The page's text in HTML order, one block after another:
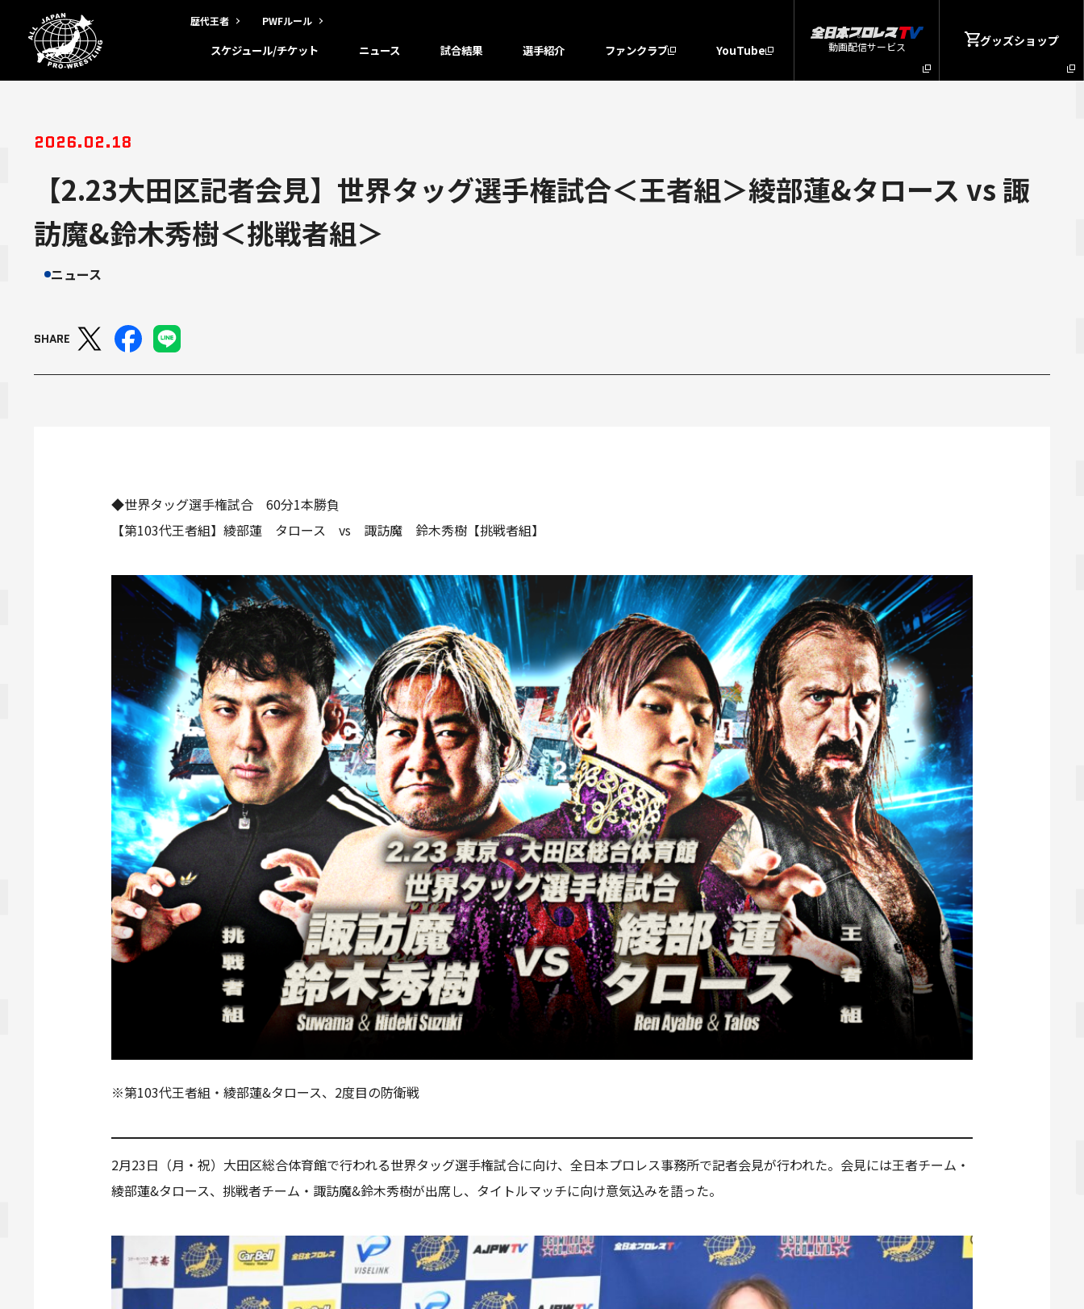
歴代王者 PWFルール
スケジュール/チケット ニュース 試合結果 選手紹介 ファンクラブ YouTube 動画配信サービス グッズショップ
2026.02.18
【2.23大田区記者会見】世界タッグ選手権試合＜王者組＞綾部蓮&タロース vs 諏
訪魔&鈴木秀樹＜挑戦者組＞
ニュース
SHARE
◆世界タッグ選手権試合 60分1本勝負
【第103代王者組】綾部蓮 タロース vs 諏訪魔 鈴木秀樹【挑戦者組】
※第103代王者組・綾部蓮&タロース、2度目の防衛戦
2月23日（月・祝）大田区総合体育館で行われる世界タッグ選手権試合に向け、全日本プロレス事務所で記者会見が行われた。会見には王者チーム・
綾部蓮&タロース、挑戦者チーム・諏訪魔&鈴木秀樹が出席し、タイトルマッチに向け意気込みを語った。